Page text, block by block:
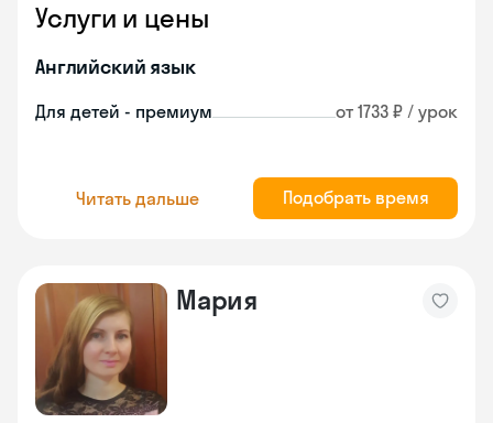
Услуги и цены
Английский язык
Для детей - премиум от 1733 ₽ / урок
Читать дальше Подобрать время
Мария